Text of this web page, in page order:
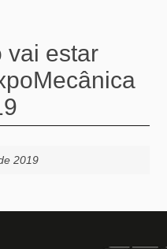
vai estar
2019